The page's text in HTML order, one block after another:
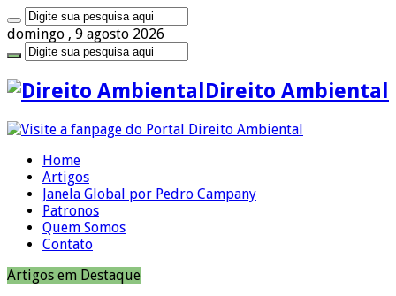
domingo , 9 agosto 2026
Direito Ambiental
Home
Artigos
Janela Global por Pedro Campany
Patronos
Quem Somos
Contato
Artigos em Destaque